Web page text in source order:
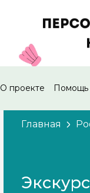
О проекте Помощь
Главная